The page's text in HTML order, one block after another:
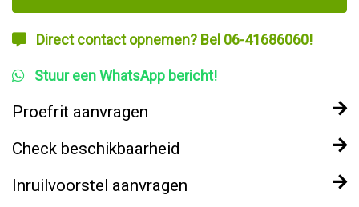
Direct contact opnemen? Bel 06-41686060!
Stuur een WhatsApp bericht!
Proefrit aanvragen
Check beschikbaarheid
Inruilvoorstel aanvragen